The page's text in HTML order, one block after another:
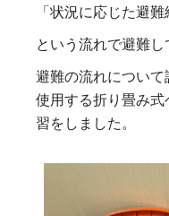
「状況に応じた避
という流れで避難し
避難の流れについ
使用する折り畳み
習をしました。